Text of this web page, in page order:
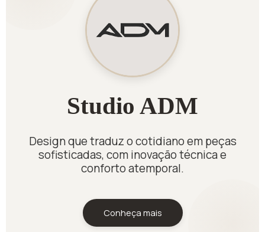
Studio ADM
Design que traduz o cotidiano em peças
sofisticadas, com inovação técnica e
conforto atemporal.
Conheça mais